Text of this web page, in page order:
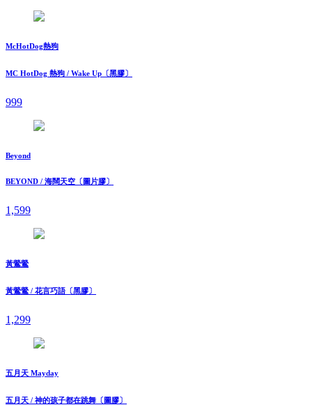
McHotDog熱狗
MC HotDog 熱狗 / Wake Up〔黑膠〕
999
Beyond
BEYOND / 海闊天空〔圖片膠〕
1,599
黃鶯鶯
黃鶯鶯 / 花言巧語〔黑膠〕
1,299
五月天 Mayday
五月天 / 神的孩子都在跳舞〔圖膠〕